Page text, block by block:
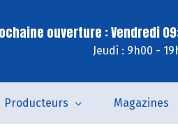
ouverture : Vendredi
Jeudi : 9h00 -
Producteurs Magazines